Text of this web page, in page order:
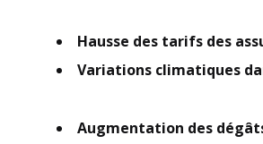
Hausse des tarifs des
Variations climatiques
Augmentation des